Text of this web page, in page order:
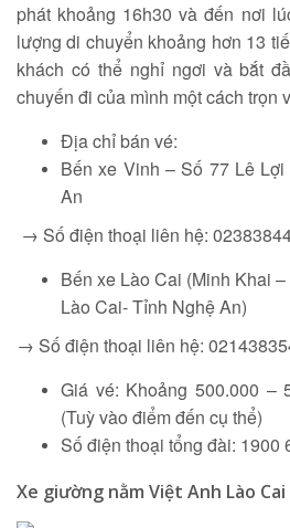
phát khoảng 16h30 và đến nơi
lượng di chuyển khoảng hơn 13
khách có thể nghỉ ngơi và bắt
chuyến đi của mình một cách trọn
Địa chỉ bán vé:
Bến xe Vinh – Số 77 Lê
An
→ Số điện thoại liên hệ:
Bến xe Lào Cai (Minh Khai
Lào Cai- Tỉnh Nghệ An)
→ Số điện thoại liên hệ:
Giá vé: Khoảng 500.000 –
(Tuỳ vào điểm đến cụ thể)
Số điện thoại tổng đài: 1900
Xe giường nằm Việt Anh Lào